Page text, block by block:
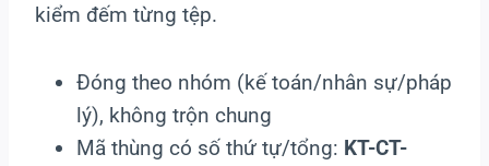
kiểm đếm từng tệp.
Đóng theo nhóm (kế toán/nhân sự/pháp
lý), không trộn chung
Mã thùng có số thứ tự/tổng: KT-CT-